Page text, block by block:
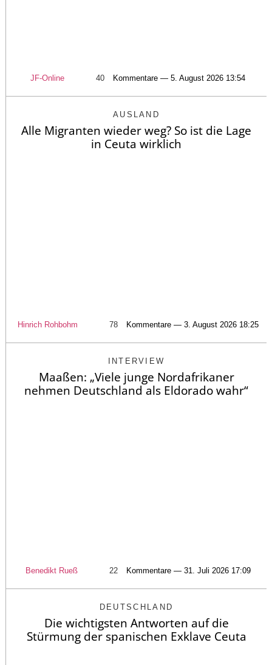
JF-Online 40 Kommentare — 5. August 2026 13:54
AUSLAND
Alle Migranten wieder weg? So ist die Lage
in Ceuta wirklich
Hinrich Rohbohm 78 Kommentare — 3. August 2026 18:25
INTERVIEW
Maaßen: „Viele junge Nordafrikaner
nehmen Deutschland als Eldorado wahr“
Benedikt Rueß 22 Kommentare — 31. Juli 2026 17:09
DEUTSCHLAND
Die wichtigsten Antworten auf die
Stürmung der spanischen Exklave Ceuta